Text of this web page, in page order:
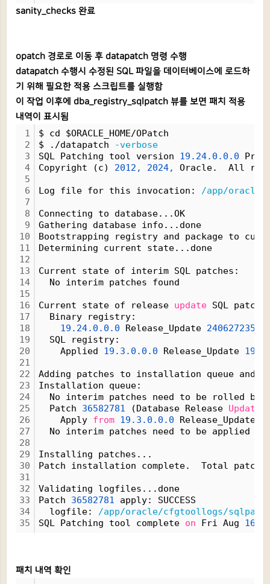
sanity_checks 완료
opatch 경로로 이동 후 datapatch 명령 수행
datapatch 수행시 수정된 SQL 파일을 데이터베이스에 로드하
기 위해 필요한 적용 스크립트를 실행함
이 작업 이후에 dba_registry_sqlpatch 뷰를 보면 패치 적용
내역이 표시됨
1
2
3
4
5
6
7
8
9
10
11
12
13
14
15
16
17
18
19
20
21
22
23
24
25
26
27
28
29
30
31
32
33
34
35
$ cd $ORACLE_HOME/OPatch
$ ./datapatch
-verbose
SQL Patching tool version 19.24.0.0.0
Copyright (c) 2012, 2024, Oracle.  All
Log file for this invocation: /app/oracle/
Connecting to database...OK
Gathering database info...done
Bootstrapping registry and package to
Determining current state...done
Current state of interim SQL patches:
No interim patches found
Current state of release update SQL
Binary registry:
19.24.0.0.0 Release_Update
SQL registry:
Applied 19.3.0.0.0 Release_Update
Adding patches to installation queue and
Installation queue:
No interim patches need to be rolled
Patch 36582781 (Database Release Update
Apply from 19.3.0.0.0 Release_Update
No interim patches need to be applied
Installing patches...
Patch installation complete.  Total
Validating logfiles...done
Patch 36582781 apply: SUCCESS
logfile: /app/oracle/cfgtoollogs/sqlpatch/
SQL Patching tool complete on Fri Aug 16
패치 내역 확인